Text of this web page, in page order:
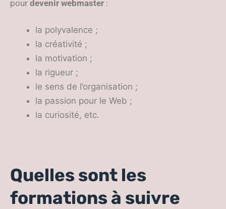
pour devenir webmaster :
la polyvalence ;
la créativité ;
la motivation ;
la rigueur ;
le sens de l’organisation ;
la passion pour le Web ;
la curiosité, etc.
Quelles sont les
formations à suivre